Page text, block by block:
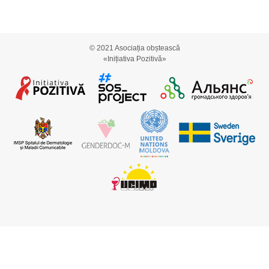
© 2021 Asociația obștească
«Inițiativa Pozitivă»